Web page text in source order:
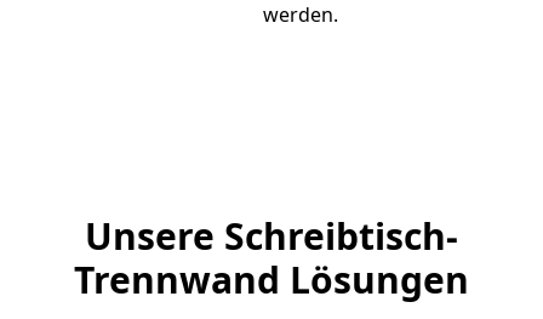
werden.
Unsere Schreibtisch-
Trennwand Lösungen